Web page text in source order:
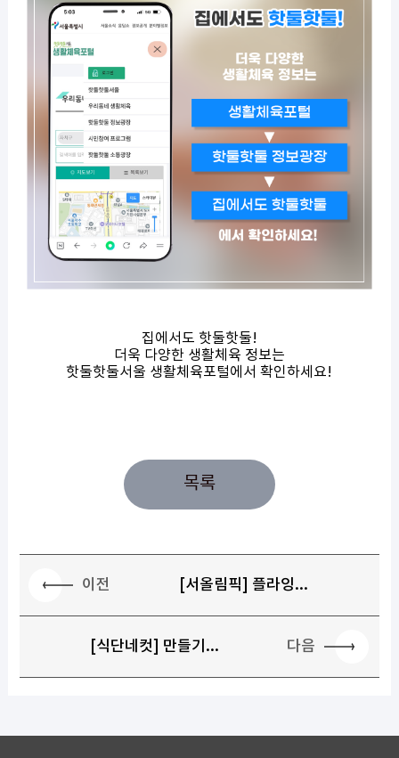
집에서도 핫둘핫둘!
더욱 다양한 생활체육 정보는
핫둘핫둘서울 생활체육포털에서 확인하세요!
목록
이전 [서올림픽] 플라잉...
[식단네컷] 만들기... 다음